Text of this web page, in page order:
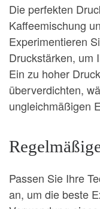
Die perfekten
Kaffeemischung
Experimentieren
Druckstärken, um
Ein zu hoher
überverdichten,
ungleichmäßigen
Passen Sie Ihre
an, um die beste